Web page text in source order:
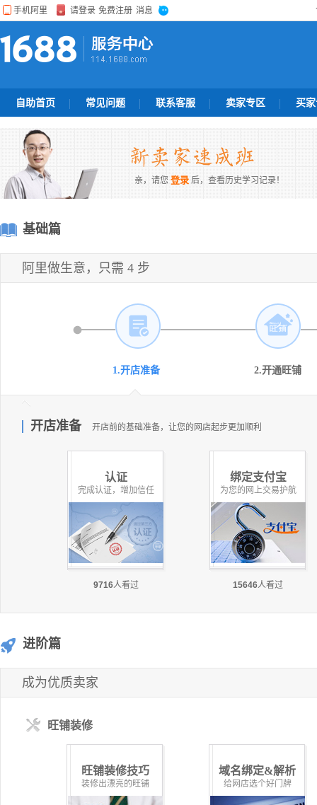
自助首页 常见问题 联系客服 卖家专区 买
亲，请您 登录 后，查看历史学习记录！
基础篇
阿里做生意，只需 4 步
1.开店准备 2.开通旺铺
开店准备 开店前的基础准备，让您的网店起步更加顺利
认证
完成认证，增加信任
9716人看过
绑定支付宝
为您的网上交易护航
15646人看过
进阶篇
成为优质卖家
旺铺装修
旺铺装修技巧
装修出漂亮的旺铺
域名绑定&解析
给网店选个好门牌